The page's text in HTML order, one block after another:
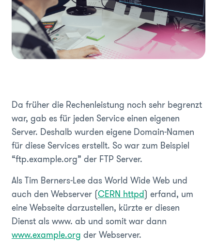
Da früher die Rechenleistung noch sehr begrenzt
war, gab es für jeden Service einen eigenen
Server. Deshalb wurden eigene Domain-Namen
für diese Services erstellt. So war zum Beispiel
“ftp.example.org” der FTP Server.
Als Tim Berners-Lee das World Wide Web und
auch den Webserver (CERN httpd) erfand, um
eine Webseite darzustellen, kürzte er diesen
Dienst als www. ab und somit war dann
www.example.org der Webserver.